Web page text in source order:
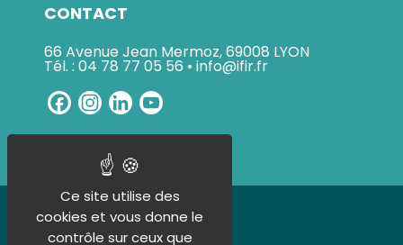
CONTACT
66 Avenue Jean Mermoz, 69008 LYON
Tél. : 04 78 77 05 56 • info@ifir.fr
Facebook
Instagram
LinkedIn
UN ORGANISME CERTIFIÉ
Ce site utilise des
cookies et vous donne le
contrôle sur ceux que